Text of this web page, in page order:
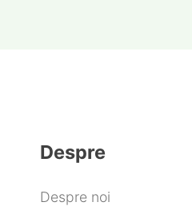
Despre
Despre noi